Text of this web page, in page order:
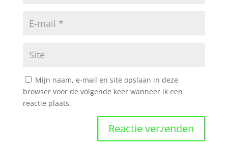
Mijn naam, e-mail en site opslaan in deze
browser voor de volgende keer wanneer ik een
reactie plaats.